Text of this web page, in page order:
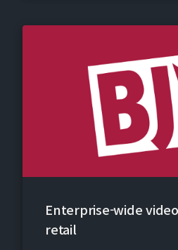
Enterprise-wide
retail